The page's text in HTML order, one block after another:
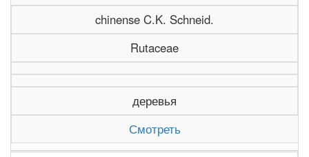
chinense C.K. Schneid.
Rutaceae
деревья
Смотреть